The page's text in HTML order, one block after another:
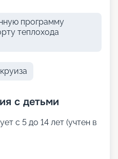
программу
теплохода
с детьми
с 5 до 14 лет (учтен в